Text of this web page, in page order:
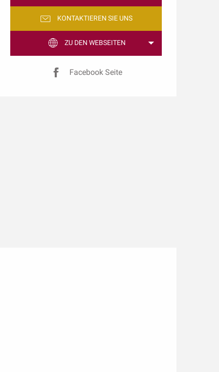
KONTAKTIEREN SIE UNS
ZU DEN WEBSEITEN
Facebook Seite